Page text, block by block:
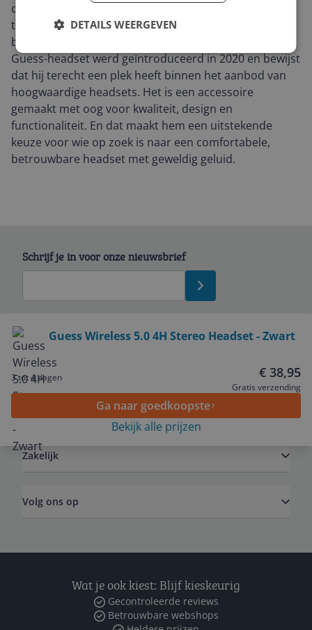
direct als beter wordt ervaren. Je geniet van zuivere
tonen, heldere hoge tonen en diepe bassen, perfect in
balans voor een fantastische luisterervaring. Deze
Guess-headset werd geïntroduceerd in 2020 en bewijst
dat hij terecht een plek heeft binnen het aanbod van
hoogwaardige headsets. Het is een accessoire
gemaakt met oog voor kwaliteit, design en
functionaliteit. En dat maakt hem een uitstekende
keuze voor wie op zoek is naar een comfortabele,
betrouwbare headset met geweldig geluid.
Guess Wireless 5.0 4H Stereo Headset - Zwart
3 tot 4 dagen € 38,95
Gratis verzending
Ga naar goedkoopste
Bekijk alle prijzen
Schrijf je in voor onze nieuwsbrief
Service
Zakelijk
Volg ons op
Wat je ook kiest: Blijf kieskeurig
Gecontroleerde reviews
Betrouwbare webshops
DETAILS WEERGEVEN